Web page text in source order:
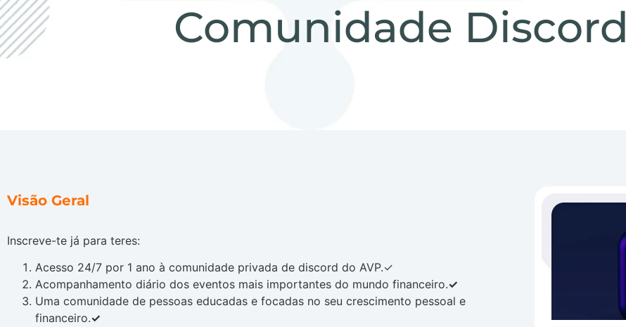
Comunidade Discord
Visão Geral
Inscreve-te já para teres:
Acesso 24/7 por 1 ano à comunidade privada de discord do AVP.✓
Acompanhamento diário dos eventos mais importantes do mundo financeiro.✓
Uma comunidade de pessoas educadas e focadas no seu crescimento pessoal e
financeiro.✓